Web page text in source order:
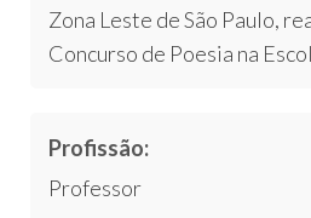
Zona Leste de São Paulo,
Concurso de Poesia na
Profissão:
Professor